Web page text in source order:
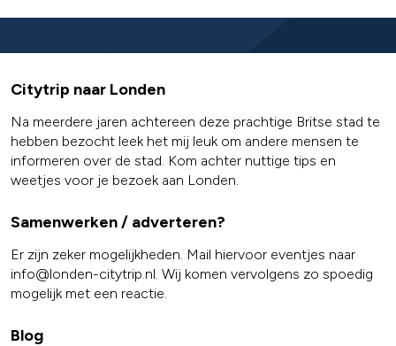
Citytrip naar Londen
Na meerdere jaren achtereen deze prachtige Britse stad te
hebben bezocht leek het mij leuk om andere mensen te
informeren over de stad. Kom achter nuttige tips en
weetjes voor je bezoek aan Londen.
Samenwerken / adverteren?
Er zijn zeker mogelijkheden. Mail hiervoor eventjes naar
info@londen-citytrip.nl. Wij komen vervolgens zo spoedig
mogelijk met een reactie.
Blog